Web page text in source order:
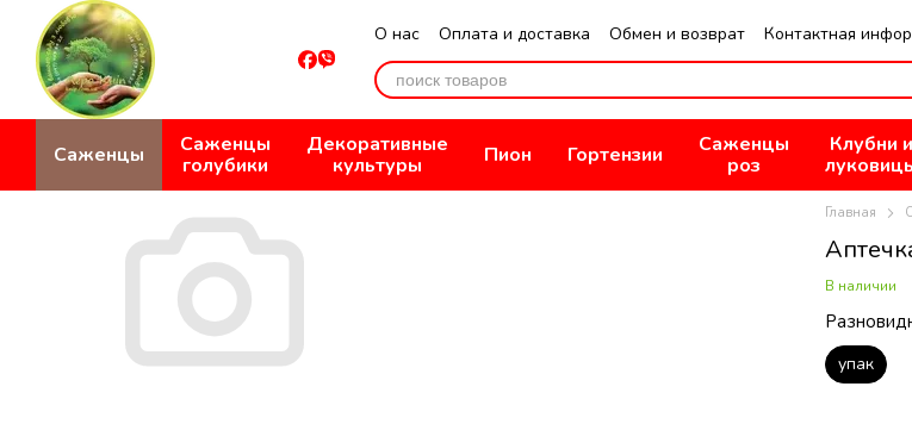
Перейти к основному контенту
О нас Оплата и доставка Обмен и возврат
Контактная
Отзывы о магазине
Публичная оферта Политика
Саженцы
Саженцы
голубики
Декоративные
культуры
Пион Гортензии
Саженцы
роз
Клубни и
Главная
В наличии
упак